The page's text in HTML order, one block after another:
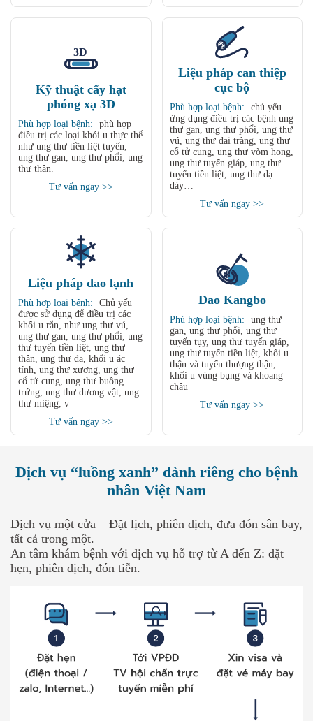
Kỹ thuật cấy hạt
phóng xạ 3D
Phù hợp loại bệnh:
phù hợp
điều trị các loại khói u thực thể
như ung thư tiền liệt tuyến,
ung thư gan, ung thư phổi, ung
thư thận.
Tư vấn ngay >>
Liệu pháp can thiệp
cục bộ
Phù hợp loại bệnh:
chủ yếu
ứng dụng điều trị các bệnh ung
thư gan, ung thư phổi, ung thư
vú, ung thư đại tràng, ung thư
cổ tử cung, ung thư vòm họng,
ung thư tuyến giáp, ung thư
tuyến tiền liệt, ung thư dạ
dày…
Tư vấn ngay >>
Liệu pháp dao lạnh
Phù hợp loại bệnh:
Chủ yếu
được sử dụng để điều trị các
khối u rắn, như ung thư vú,
ung thư gan, ung thư phổi, ung
thư tuyến tiền liệt, ung thư
thận, ung thư da, khối u ác
tính, ung thư xương, ung thư
cổ tử cung, ung thư buồng
trứng, ung thư dương vật, ung
thư miệng, v
Tư vấn ngay >>
Dao Kangbo
Phù hợp loại bệnh:
ung thư
gan, ung thư phổi, ung thư
tuyến tụy, ung thư tuyến giáp,
ung thư tuyến tiền liệt, khối u
thận và tuyến thượng thận,
khối u vùng bụng và khoang
chậu
Tư vấn ngay >>
Dịch vụ “luồng xanh” dành riêng cho bệnh
nhân Việt Nam
Dịch vụ một cửa – Đặt lịch, phiên dịch, đưa đón sân bay,
tất cả trong một.
An tâm khám bệnh với dịch vụ hỗ trợ từ A đến Z: đặt
hẹn, phiên dịch, đón tiễn.